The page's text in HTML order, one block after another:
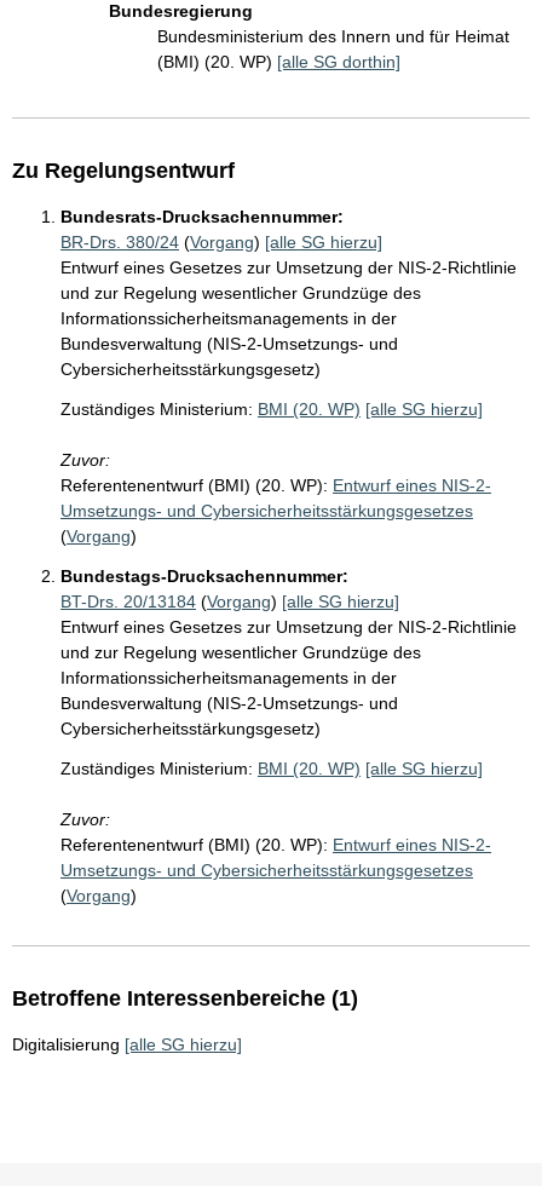
Bundesregierung
Bundesministerium des Innern und für Heimat
(BMI) (20. WP) [alle SG dorthin]
Zu Regelungsentwurf
Bundesrats-Drucksachennummer:
BR-Drs. 380/24 (Vorgang) [alle SG hierzu]
Entwurf eines Gesetzes zur Umsetzung der NIS-2-Richtlinie
und zur Regelung wesentlicher Grundzüge des
Informationssicherheitsmanagements in der
Bundesverwaltung (NIS-2-Umsetzungs- und
Cybersicherheitsstärkungsgesetz)
Zuständiges Ministerium: BMI (20. WP) [alle SG hierzu]
Zuvor:
Referentenentwurf (BMI) (20. WP): Entwurf eines NIS-2-
Umsetzungs- und Cybersicherheitsstärkungsgesetzes
(Vorgang)
Bundestags-Drucksachennummer:
BT-Drs. 20/13184 (Vorgang) [alle SG hierzu]
Entwurf eines Gesetzes zur Umsetzung der NIS-2-Richtlinie
und zur Regelung wesentlicher Grundzüge des
Informationssicherheitsmanagements in der
Bundesverwaltung (NIS-2-Umsetzungs- und
Cybersicherheitsstärkungsgesetz)
Zuständiges Ministerium: BMI (20. WP) [alle SG hierzu]
Zuvor:
Referentenentwurf (BMI) (20. WP): Entwurf eines NIS-2-
Umsetzungs- und Cybersicherheitsstärkungsgesetzes
(Vorgang)
Betroffene Interessenbereiche (1)
Digitalisierung [alle SG hierzu]